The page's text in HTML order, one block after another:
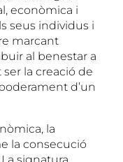
econòmica i
seus individus i
marcant
al benestar a
la creació de
d’un
la
la consecució